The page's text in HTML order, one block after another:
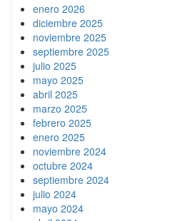
enero 2026
diciembre 2025
noviembre 2025
septiembre 2025
julio 2025
mayo 2025
abril 2025
marzo 2025
febrero 2025
enero 2025
noviembre 2024
octubre 2024
septiembre 2024
julio 2024
mayo 2024